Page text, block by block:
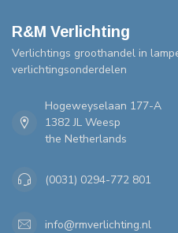
R&M Verlichting
Verlichtings groothandel in
verlichtingsonderdelen
Hogeweyselaan 177-A
1382 JL Weesp
the Netherlands
(0031) 0294-772 801
info@rmverlichting.nl